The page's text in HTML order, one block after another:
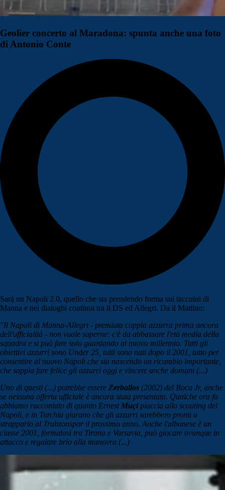
Geolier concerto al Maradona: spunta anche una foto
di Antonio Conte
Sarà un Napoli 2.0, quello che sta prendendo forma sui taccuini di
Manna e nei dialoghi continui tra il DS ed Allegri. Da il Mattino:
"Il Napoli di Manna-Allegri - premiata coppia azzurra prima ancora
dell'ufficialità - non vuole saperne: c'è da abbassare l'età media della
squadra e si può fare solo guardando al nuovo millennio. Tutti gli
obiettivi azzurri sono Under 25, tutti sono nati dopo il 2001, tutto per
consentire al nuovo Napoli che sta nascendo un ricambio importante,
che sappia fare felice gli azzurri oggi e vincere anche domani (...)
Uno di questi (...) potrebbe essere Zerballos (2002) del Boca Jr, anche
se nessuna offerta ufficiale è ancora stata presentata. Qualche ora fa
abbiamo raccontato di quanto ErnestMuçipiaccia allo scouting del
Napoli, e in Turchia giurano che gli azzurri sarebbero pronti a
strapparlo al Trabzonspor il prossimo anno. Anche l'albanese è un
classe 2001, formatosi tra Tirana e Varsavia, può giocare ovunque in
attacco e regalare brio alla manovra (...)